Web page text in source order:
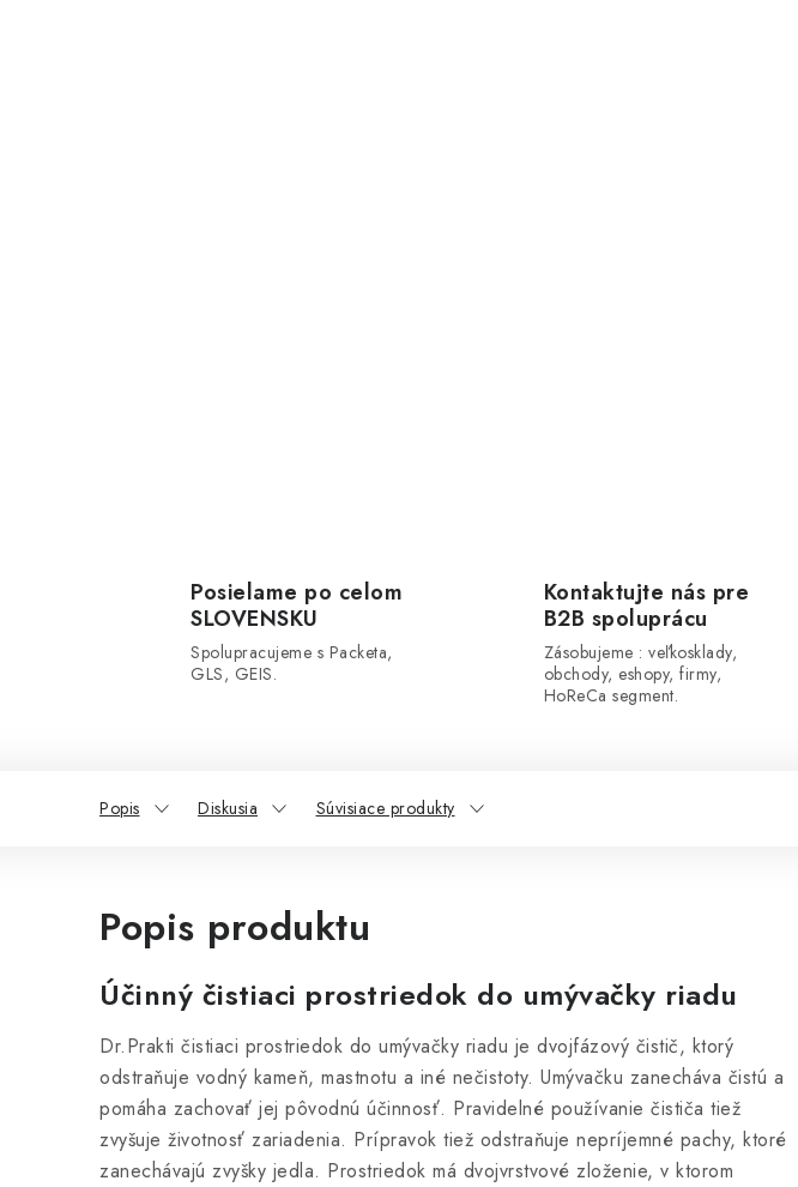
Posielame po celom
SLOVENSKU
Spolupracujeme s Packeta,
GLS, GEIS.
Kontaktujte nás pre
B2B spoluprácu
Zásobujeme : veľkosklady,
obchody, eshopy, firmy,
HoReCa segment.
Popis Diskusia Súvisiace produkty
Popis produktu
Účinný čistiaci prostriedok do umývačky riadu
Dr.Prakti čistiaci prostriedok do umývačky riadu je dvojfázový čistič, ktorý
odstraňuje vodný kameň, mastnotu a iné nečistoty. Umývačku zanecháva čistú a
pomáha zachovať jej pôvodnú účinnosť. Pravidelné používanie čističa tiež
zvyšuje životnosť zariadenia. Prípravok tiež odstraňuje nepríjemné pachy, ktoré
zanechávajú zvyšky jedla. Prostriedok má dvojvrstvové zloženie, v ktorom